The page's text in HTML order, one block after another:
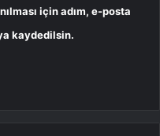
için adım, e-posta
kaydedilsin.